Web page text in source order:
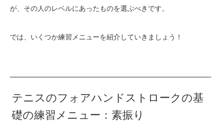
が、その人のレベルにあったものを選ぶべきです。
では、いくつか練習メニューを紹介していきましょう！
テニスのフォアハンドストロークの基
礎の練習メニュー：素振り